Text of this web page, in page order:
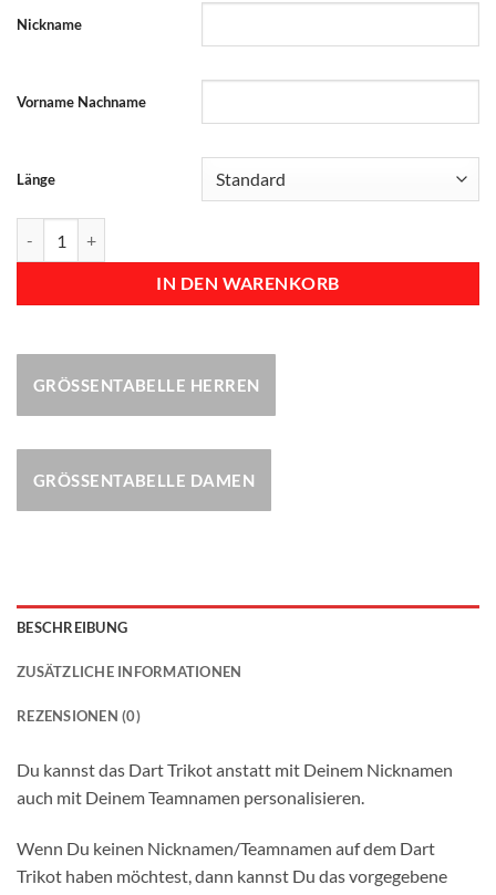
Nickname
Vorname Nachname
Länge
IN DEN WARENKORB
GRÖSSENTABELLE HERREN
GRÖSSENTABELLE DAMEN
BESCHREIBUNG
ZUSÄTZLICHE INFORMATIONEN
REZENSIONEN (0)
Du kannst das Dart Trikot anstatt mit Deinem Nicknamen
auch mit Deinem Teamnamen personalisieren.
Wenn Du keinen Nicknamen/Teamnamen auf dem Dart
Trikot haben möchtest, dann kannst Du das vorgegebene